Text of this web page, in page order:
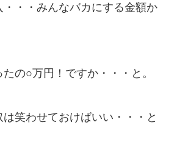
・・みんなバカにする金額か
の○万円！ですか・・・と。
笑わせておけばいい・・・と